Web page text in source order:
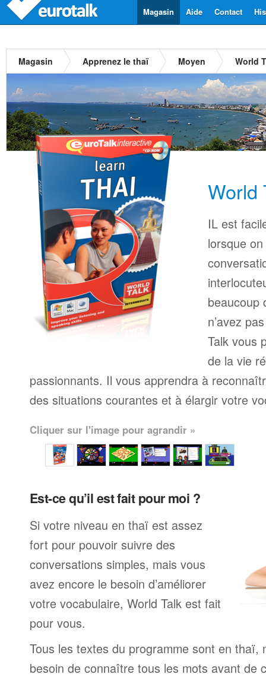
Contact
Aide
Magasin
Magasin Apprenez le thaï Moyen World
World
IL est
lorsque
beaucoup
n’avez
Talk vous
de la vie
passionnants. Il vous apprendra à
des situations courantes et à élargir votre
Cliquer sur l'image pour agrandir »
Est-ce qu’il est fait pour moi ?
Si votre niveau en thaï est assez
fort pour pouvoir suivre des
conversations simples, mais vous
avez encore le besoin d’améliorer
votre vocabulaire, World Talk est fait
pour vous.
Tous les textes du programme sont en thaï,
besoin de connaître tous les mots avant de